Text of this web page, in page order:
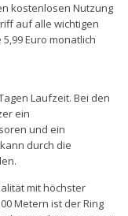
kostenlosen Nutzung
auf alle wichtigen
Euro monatlich
Laufzeit. Bei den
ein
und ein
durch die
mit höchster
Metern ist der Ring